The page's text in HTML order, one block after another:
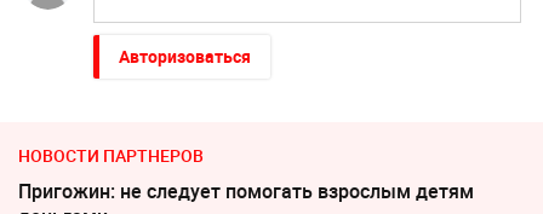
Авторизоваться
НОВОСТИ ПАРТНЕРОВ
Пригожин: не следует помогать взрослым детям